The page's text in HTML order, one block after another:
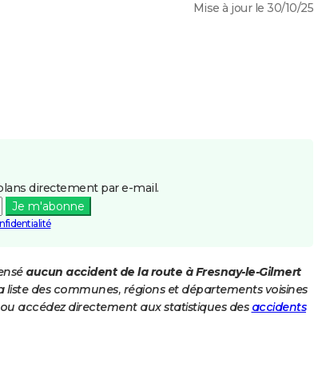
Mise à jour le 30/10/25
directement par e-mail.
Je m'abonne
aucun accident de la route à Fresnay-le-Gilmert
liste des communes, régions et départements voisines
accédez directement aux statistiques des accidents